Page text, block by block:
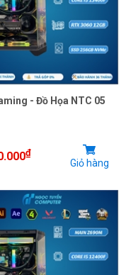
- Đồ Họa NTC 05
₫
Giỏ hàng